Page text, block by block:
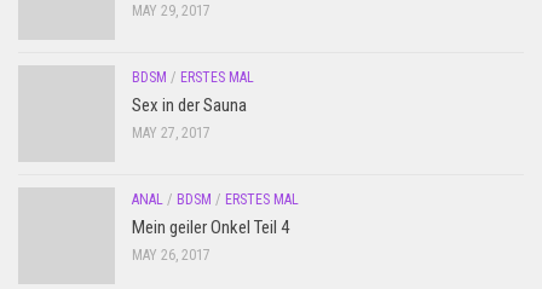
MAY 29, 2017
BDSM / ERSTES MAL
Sex in der Sauna
MAY 27, 2017
ANAL / BDSM / ERSTES MAL
Mein geiler Onkel Teil 4
MAY 26, 2017